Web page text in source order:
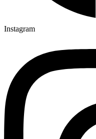
Instagram